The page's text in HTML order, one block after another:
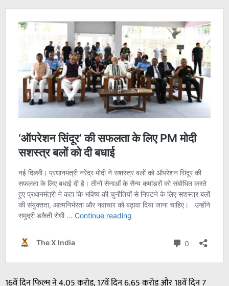
16वें दिन फिल्म ने 4.05 करोड़, 17वें दिन 6.65 करोड़ और 18वें दिन 7